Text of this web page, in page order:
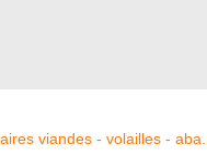
viandes - volailles - aba...